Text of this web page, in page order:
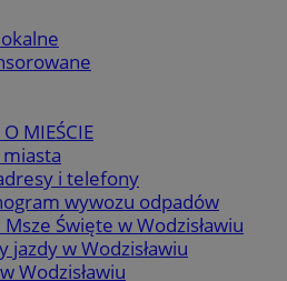
MIEŚCIE
i telefony
wywozu odpadów
Święte w Wodzisławiu
jazdy w Wodzisławiu
Wodzisławiu